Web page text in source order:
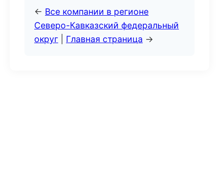
← Все компании в регионе
Северо-Кавказский федеральный
округ
Главная страница →